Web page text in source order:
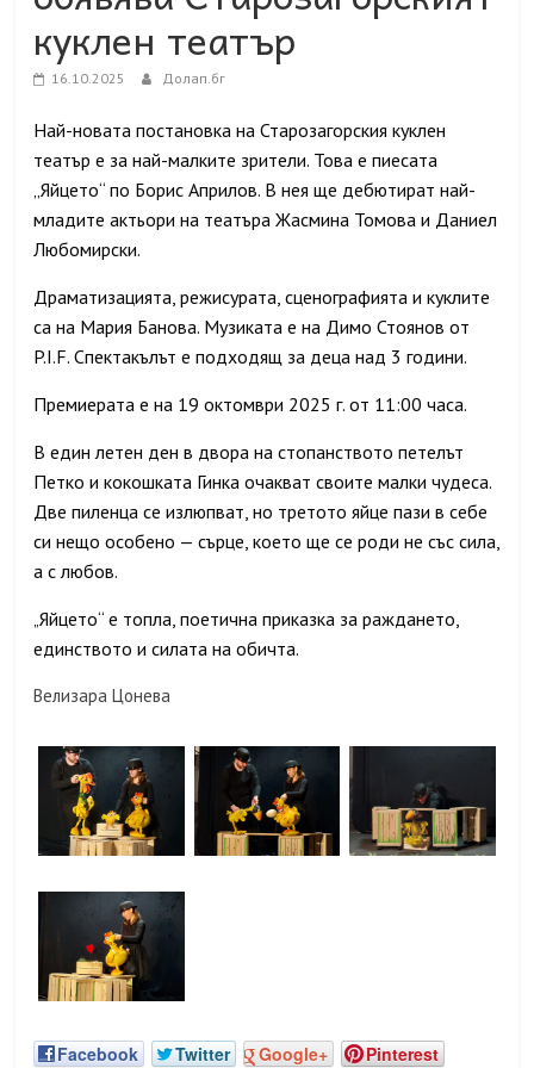
куклен театър
16.10.2025 Долап.бг
Най-новата постановка на Старозагорския куклен
театър е за най-малките зрители. Това е пиесата
„Яйцето“ по Борис Априлов. В нея ще дебютират най-
младите актьори на театъра Жасмина Томова и Даниел
Любомирски.
Драматизацията, режисурата, сценографията и куклите
са на Мария Банова. Музиката е на Димо Стоянов от
P.I.F.Спектакълът е подходящ за деца над 3 години.
Премиерата е на 19 октомври 2025 г. от 11:00 часа.
В един летен ден в двора на стопанството петелът
Петко и кокошката Гинка очакват своите малки чудеса.
Две пиленца се излюпват, но третото яйце пази в себе
си нещо особено — сърце, което ще се роди не със сила,
а с любов.
„Яйцето“ е топла, поетична приказка за раждането,
единството и силата на обичта.
Велизара Цонева
Facebook Twitter Google+ Pinterest